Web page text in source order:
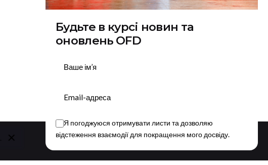
Будьте в курсі новин та
оновлень OFD
Я погоджуюся отримувати листи та дозволяю
відстеження взаємодії для покращення мого досвіду.